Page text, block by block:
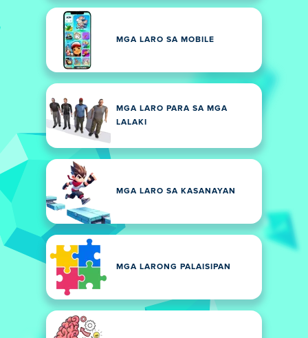
MGA LARO SA MOBILE
MGA LARO PARA SA MGA
LALAKI
MGA LARO SA KASANAYAN
MGA LARONG PALAISIPAN